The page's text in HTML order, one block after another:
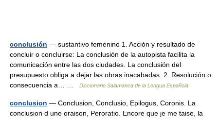
conclusión — sustantivo femenino 1. Acción y resultado de
concluir o concluirse: La conclusión de la autopista facilita la
comunicación entre las dos ciudades. La conclusión del
presupuesto obliga a dejar las obras inacabadas. 2. Resolución o
consecuencia a… …
Diccionario Salamanca de la Lengua Española
conclusion — Conclusion, Conclusio, Epilogus, Coronis. La
conclusion d une oraison, Peroratio. Encore que je me taise, la